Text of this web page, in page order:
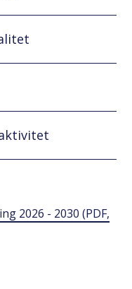
2026 - 2030 (PDF,